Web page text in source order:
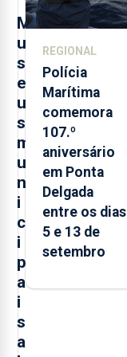
M
u
s
e
u
s
m
u
n
i
c
i
p
a
i
s
a
REGIONAL
Polícia
Marítima
comemora
107.º
aniversário
em Ponta
Delgada
entre os dias
5 e 13 de
setembro